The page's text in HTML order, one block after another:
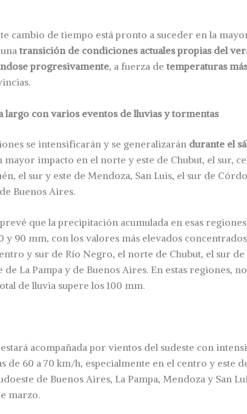
cambio de tiempo está pronto a suceder en la
transición de condiciones actuales propias del
progresivamente, a fuerza de temperaturas
largo con varios eventos de lluvias y tormentas
se intensificarán y se generalizarán durante el
mayor impacto en el norte y este de Chubut, el sur,
el sur y este de Mendoza, San Luis, el sur de
Buenos Aires.
que la precipitación acumulada en esas
y 90 mm, con los valores más elevados
y sur de Río Negro, el norte de Chubut, el sur de
La Pampa y de Buenos Aires. En estas regiones,
de lluvia supere los 100 mm.
acompañada por vientos del sudeste con
de 60 a 70 km/h, especialmente en el centro y este
de Buenos Aires, La Pampa, Mendoza y San
marzo.